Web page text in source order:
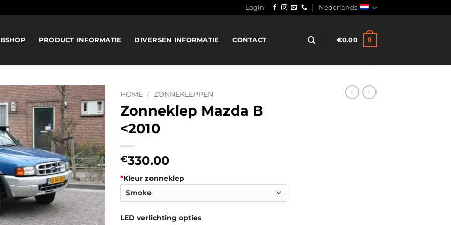
Login Nederlands
PRODUCT INFORMATIE DIVERSEN INFORMATIE CONTACT €0.00 0
HOME / ZONNEKLEPPEN
Zonneklep Mazda B
<2010
€330.00
*Kleur zonneklep
LED verlichting opties